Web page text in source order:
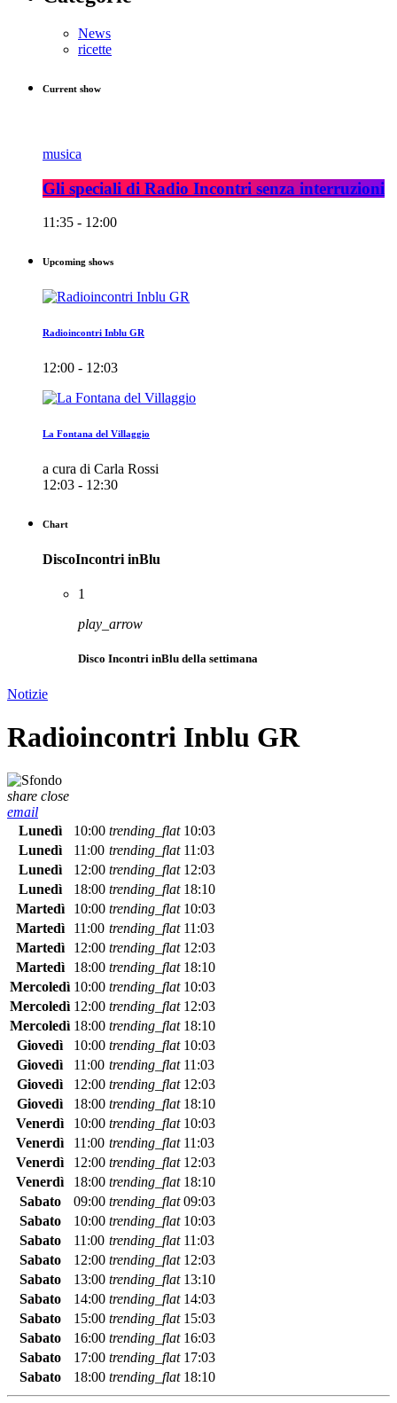
News
ricette
Current show
musica
Gli speciali di Radio Incontri senza interruzioni
11:35 - 12:00
Upcoming shows
Radioincontri Inblu GR
12:00 - 12:03
La Fontana del Villaggio
a cura di Carla Rossi
12:03 - 12:30
Chart
DiscoIncontri inBlu
1
play_arrow
Disco Incontri inBlu della settimana
Notizie
Radioincontri Inblu GR
share close
email
Lunedì
10:00 trending_flat 10:03
Lunedì
11:00 trending_flat 11:03
Lunedì
12:00 trending_flat 12:03
Lunedì
18:00 trending_flat 18:10
Martedì
10:00 trending_flat 10:03
Martedì
11:00 trending_flat 11:03
Martedì
12:00 trending_flat 12:03
Martedì
18:00 trending_flat 18:10
Mercoledì 10:00 trending_flat 10:03
Mercoledì 12:00 trending_flat 12:03
Mercoledì 18:00 trending_flat 18:10
Giovedì
10:00 trending_flat 10:03
Giovedì
11:00 trending_flat 11:03
Giovedì
12:00 trending_flat 12:03
Giovedì
18:00 trending_flat 18:10
Venerdì
10:00 trending_flat 10:03
Venerdì
11:00 trending_flat 11:03
Venerdì
12:00 trending_flat 12:03
Venerdì
18:00 trending_flat 18:10
Sabato
09:00 trending_flat 09:03
Sabato
10:00 trending_flat 10:03
Sabato
11:00 trending_flat 11:03
Sabato
12:00 trending_flat 12:03
Sabato
13:00 trending_flat 13:10
Sabato
14:00 trending_flat 14:03
Sabato
15:00 trending_flat 15:03
Sabato
16:00 trending_flat 16:03
Sabato
17:00 trending_flat 17:03
Sabato
18:00 trending_flat 18:10